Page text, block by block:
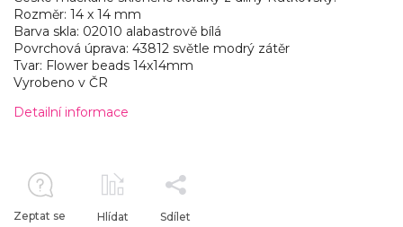
Rozměr: 14 x 14 mm
Barva skla: 02010 alabastrově bílá
Povrchová úprava: 43812 světle modrý zátěr
Tvar: Flower beads 14x14mm
Vyrobeno v ČR
Detailní informace
Zeptat se Hlídat Sdílet